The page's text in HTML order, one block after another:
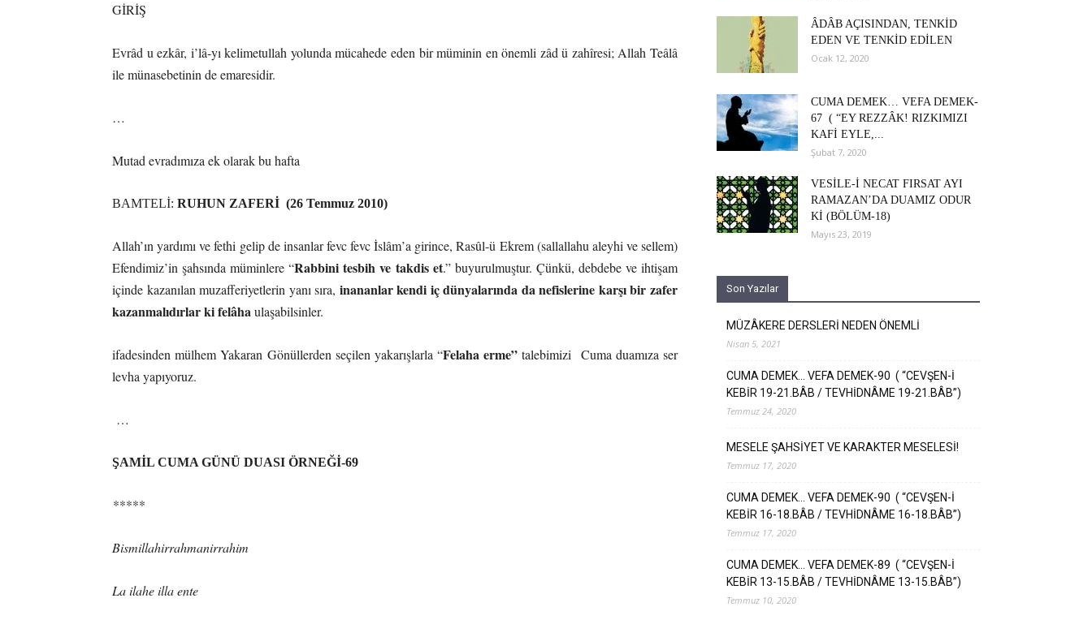
GİRİŞ
Evrâd u ezkâr, i’lâ-yı kelimetullah yolunda mücahede eden bir müminin en önemli zâd ü zahîresi; Allah Teâlâ
ile münasebetinin de emaresidir.
…
Mutad evradımıza ek olarak bu hafta
BAMTELİ: RUHUN ZAFERİ (26 Temmuz 2010)
Allah’ın yardımı ve fethi gelip de insanlar fevc fevc İslâm’a girince, Rasûl-ü Ekrem (sallallahu aleyhi ve sellem)
Efendimiz’in şahsında müminlere “Rabbini tesbih ve takdis et.” buyurulmuştur. Çünkü, debdebe ve ihtişam
içinde kazanılan muzafferiyetlerin yanı sıra, inananlar kendi iç dünyalarında da nefislerine karşı bir zafer
kazanmalıdırlar ki felâhaulaşabilsinler.
ifadesinden mülhem Yakaran Gönüllerden seçilen yakarışlarla “Felaha erme”talebimizi Cuma duamıza ser
levha yapıyoruz.
…
ŞAMİL CUMA GÜNÜ DUASI ÖRNEĞİ-69
*****
Bismillahirrahmanirrahim
La ilahe illa ente
ÂDÂB AÇISINDAN, TENKİD
EDEN VE TENKİD EDİLEN
Ocak 12, 2020
CUMA DEMEK… VEFA DEMEK-
67 ( “EY REZZÂK! RIZKIMIZI
KAFİ EYLE,...
Şubat 7, 2020
VESİLE-İ NECAT FIRSAT AYI
RAMAZAN’DA DUAMIZ ODUR
Kİ (BÖLÜM-18)
Mayıs 23, 2019
Son Yazılar
MÜZÂKERE DERSLERİ NEDEN ÖNEMLİ
Nisan 5, 2021
CUMA DEMEK… VEFA DEMEK-90 ( “CEVŞEN-İ
KEBİR 19-21.BÂB / TEVHİDNÂME 19-21.BÂB”)
Temmuz 24, 2020
MESELE ŞAHSİYET VE KARAKTER MESELESİ!
Temmuz 17, 2020
CUMA DEMEK… VEFA DEMEK-90 ( “CEVŞEN-İ
KEBİR 16-18.BÂB / TEVHİDNÂME 16-18.BÂB”)
Temmuz 17, 2020
CUMA DEMEK… VEFA DEMEK-89 ( “CEVŞEN-İ
KEBİR 13-15.BÂB / TEVHİDNÂME 13-15.BÂB”)
Temmuz 10, 2020